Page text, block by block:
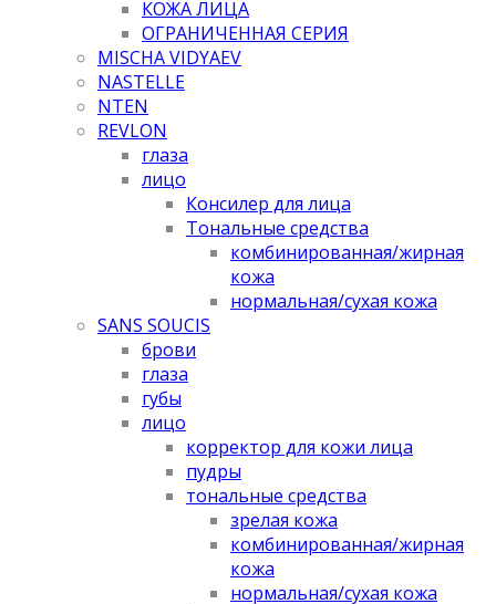
КОЖА ЛИЦА
ОГРАНИЧЕННАЯ СЕРИЯ
MISCHA VIDYAEV
NASTELLE
NTEN
REVLON
глаза
лицо
Консилер для лица
Тональные средства
комбинированная/жирная
кожа
нормальная/cухая кожа
SANS SOUCIS
брови
глаза
губы
лицо
корректор для кожи лица
пудры
тональные средства
зрелая кожа
комбинированная/жирная
кожа
нормальная/cухая кожа